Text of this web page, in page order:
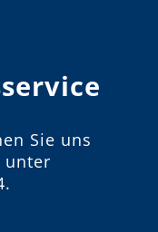
Sie uns
unter
.